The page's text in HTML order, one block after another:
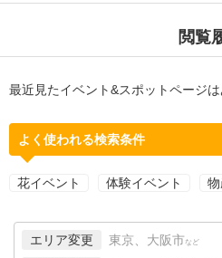
閲覧
最近見たイベント&スポットページは
よく使われる検索条件
花イベント 体験イベント
エリア変更 東京、大阪市 など